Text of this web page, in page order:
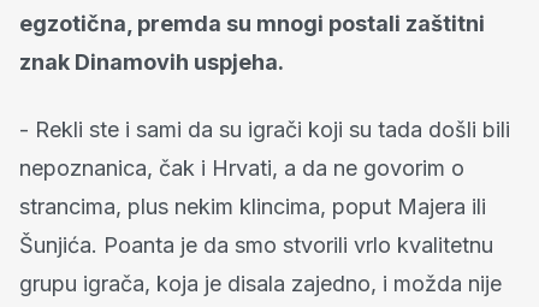
egzotična, premda su mnogi postali zaštitni
znak Dinamovih uspjeha.
- Rekli ste i sami da su igrači koji su tada došli bili
nepoznanica, čak i Hrvati, a da ne govorim o
strancima, plus nekim klincima, poput Majera ili
Šunjića. Poanta je da smo stvorili vrlo kvalitetnu
grupu igrača, koja je disala zajedno, i možda nije